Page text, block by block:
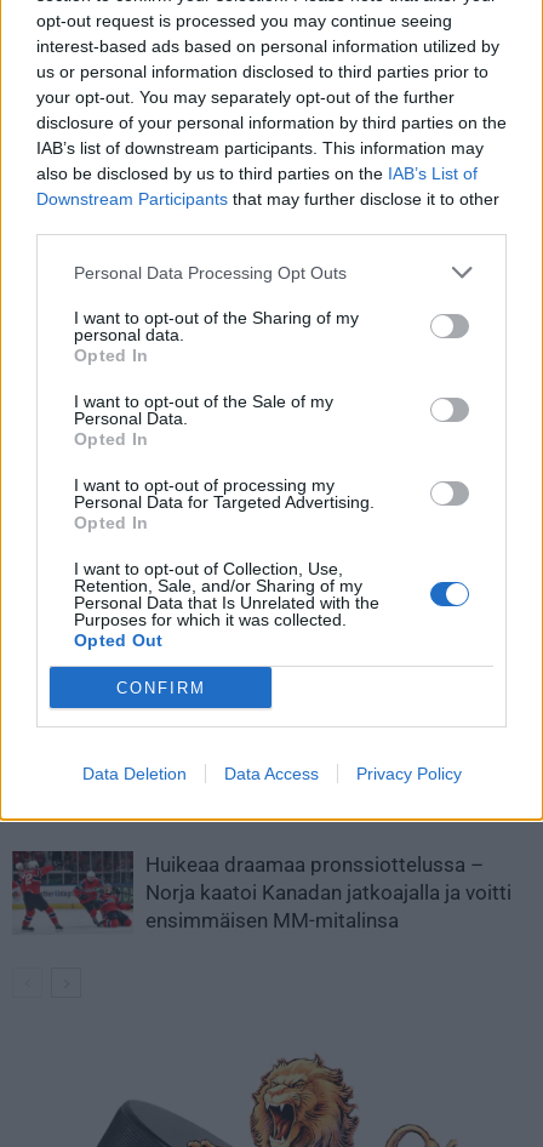
opt-out request is processed you may continue seeing
interest-based ads based on personal information utilized by
us or personal information disclosed to third parties prior to
your opt-out. You may separately opt-out of the further
disclosure of your personal information by third parties on the
IAB’s list of downstream participants. This information may
also be disclosed by us to third parties on the IAB’s List of
Downstream Participants that may further disclose it to other
Personal Data Processing Opt Outs
I want to opt-out of the Sharing of my
personal data.
Opted In
I want to opt-out of the Sale of my
Personal Data.
Opted In
I want to opt-out of processing my
Personal Data for Targeted Advertising.
Opted In
I want to opt-out of Collection, Use,
Retention, Sale, and/or Sharing of my
Personal Data that Is Unrelated with the
Purposes for which it was collected.
Opted Out
CONFIRM
Data Deletion Data Access Privacy Policy
Edellinen artikkeli
Teemu Turunen pysyy Oulussa
Kärppien kanssa
Seuraava artikkeli
LIITTYVÄT ARTIKKELIT LISÄÄ TEKIJÄLTÄ
MM-kullasta käytiin armoton vääntö –
Leijonat voitti maailmanmestaruuden
jatkoajalla
Huikeaa draamaa pronssiottelussa –
Norja kaatoi Kanadan jatkoajalla ja voitti
ensimmäisen MM-mitalinsa